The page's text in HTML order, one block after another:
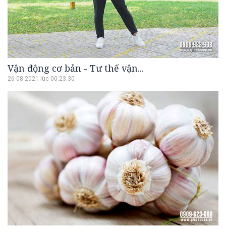
Vận động cơ bản - Tư thế vận...
26-08-2021 lúc 00:23:30